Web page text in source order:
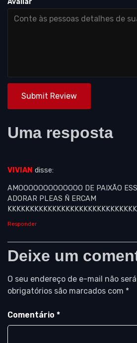
Avaliar
Submit Review
Uma resposta
VIVIAN disse:
AMOOOOOOOOOOOOO DE PAIXÃO
ADORAR PLEAS Ñ ERCAM
Responder
Deixe um
O seu endereço de e-mail não
obrigatórios são marcados com *
Comentário *